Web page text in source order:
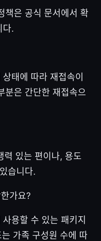
책은 공식 문서에서 확
다.
태에 따라 재접속이
분은 간단한 재접속으
력 있는 편이나, 용도
습니다.
가요?
용할 수 있는 패키지
가족 구성원 수에 따